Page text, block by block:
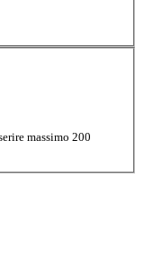
massimo 200